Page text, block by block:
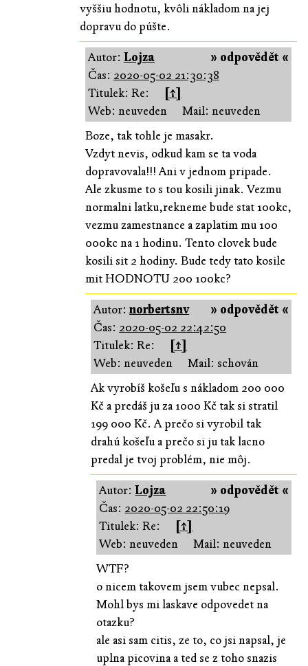
vyššiu hodnotu, kvôli nákladom na jej
dopravu do púšte.
» odpovědět «
Autor: Lojza
Čas: 2020-05-02 21:30:38
Titulek: Re:
[↑]
Web: neuveden
Mail: neuveden
Boze, tak tohle je masakr.
Vzdyt nevis, odkud kam se ta voda
dopravovala!!! Ani v jednom pripade.
Ale zkusme to s tou kosili jinak. Vezmu
normalni latku,rekneme bude stat 100kc,
vezmu zamestnance a zaplatim mu 100
000kc na 1 hodinu. Tento clovek bude
kosili sit 2 hodiny. Bude tedy tato kosile
mit HODNOTU 200 100kc?
» odpovědět «
Autor:norbertsnv
Čas: 2020-05-02 22:42:50
Titulek: Re:
[↑]
Web: neuveden
Mail: schován
Ak vyrobíš košeľu s nákladom 200 000
Kč a predáš ju za 1000 Kč tak si stratil
199 000 Kč. A prečo si vyrobil tak
drahú košeľu a prečo si ju tak lacno
predal je tvoj problém, nie môj.
» odpovědět «
Autor:Lojza
Čas: 2020-05-02 22:50:19
Titulek: Re:
[↑]
Web: neuveden
Mail: neuveden
WTF?
o nicem takovem jsem vubec nepsal.
Mohl bys mi laskave odpovedet na
otazku?
ale asi sam citis, ze to, co jsi napsal, je
uplna picovina a ted se z toho snazis